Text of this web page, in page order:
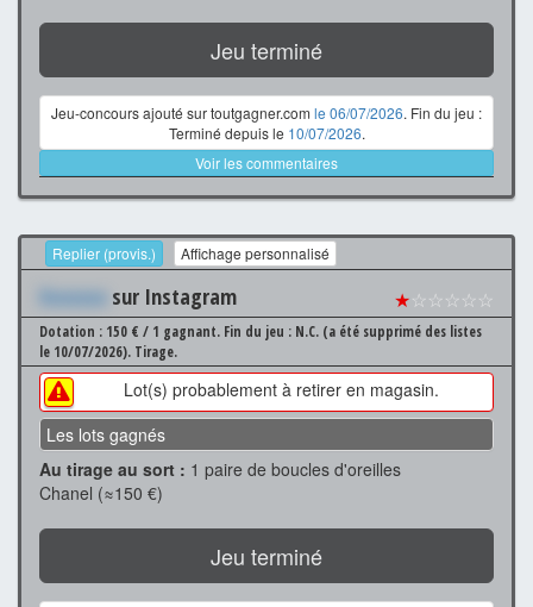
Jeu terminé
Jeu-concours ajouté sur toutgagner.com le 06/07/2026. Fin du jeu :
Terminé depuis le 10/07/2026.
Voir les commentaires
Replier (provis.) Affichage personnalisé
Xxxxxxx sur Instagram ★☆☆☆☆☆
Dotation : 150 € / 1 gagnant. Fin du jeu : N.C. (a été supprimé des listes
le 10/07/2026). Tirage.
Lot(s) probablement à retirer en magasin.
Les lots gagnés
Au tirage au sort : 1 paire de boucles d'oreilles
Chanel (≈150 €)
Jeu terminé